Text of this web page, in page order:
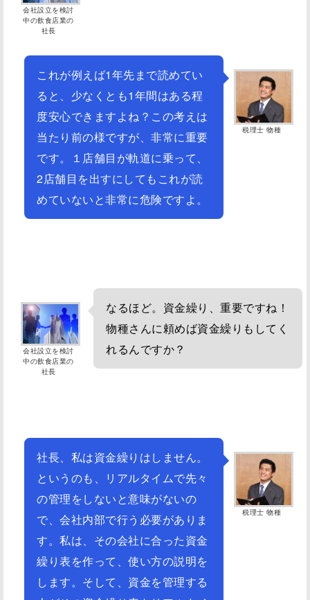
会社設立を検討
中の飲食店業の
社長
これが例えば1年先まで読めてい
ると、少なくとも1年間はある程
度安心できますよね？この考えは
当たり前の様ですが、非常に重要
です。１店舗目が軌道に乗って、
2店舗目を出すにしてもこれが読
めていないと非常に危険ですよ。
税理士 物種
なるほど。資金繰り、重要ですね！
物種さんに頼めば資金繰りもしてく
れるんですか？
会社設立を検討
中の飲食店業の
社長
社長、私は資金繰りはしません。
というのも、リアルタイムで先々
の管理をしないと意味がないの
で、会社内部で行う必要がありま
す。私は、その会社に合った資金
繰り表を作って、使い方の説明を
します。そして、資金を管理する
税理士 物種